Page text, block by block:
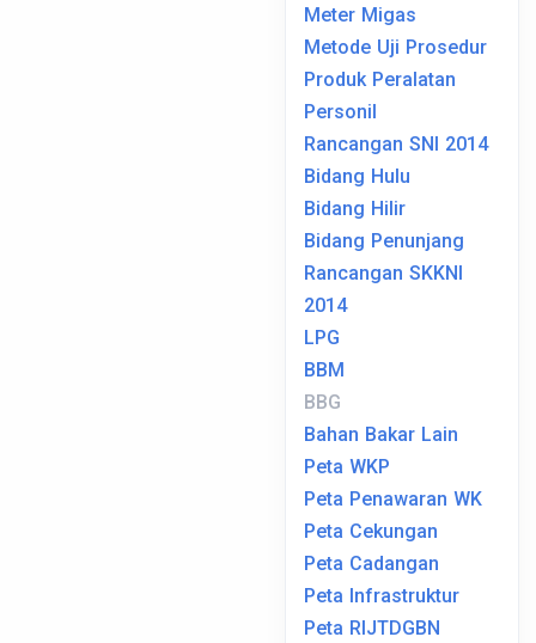
Meter Migas
Metode Uji Prosedur
Produk Peralatan
Personil
Rancangan SNI 2014
Bidang Hulu
Bidang Hilir
Bidang Penunjang
Rancangan SKKNI
2014
LPG
BBM
BBG
Bahan Bakar Lain
Peta WKP
Peta Penawaran WK
Peta Cekungan
Peta Cadangan
Peta Infrastruktur
Peta RIJTDGBN